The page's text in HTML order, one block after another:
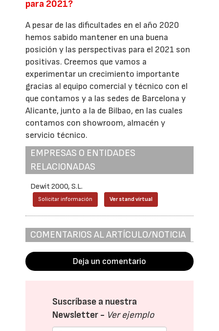
para 2021?
A pesar de las dificultades en el año 2020
hemos sabido mantener en una buena
posición y las perspectivas para el 2021 son
positivas. Creemos que vamos a
experimentar un crecimiento importante
gracias al equipo comercial y técnico con el
que contamos y a las sedes de Barcelona y
Alicante, junto a la de Bilbao, en las cuales
contamos con showroom, almacén y
servicio técnico.
EMPRESAS O ENTIDADES
RELACIONADAS
Dewit 2000, S.L.
Solicitar información Ver stand virtual
COMENTARIOS AL ARTÍCULO/NOTICIA
Deja un comentario
Suscríbase a nuestra
Newsletter - Ver ejemplo